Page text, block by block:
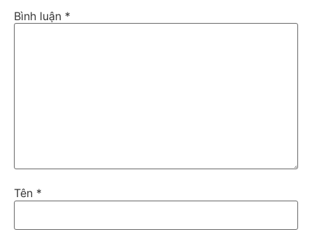
Bình luận *
Tên *